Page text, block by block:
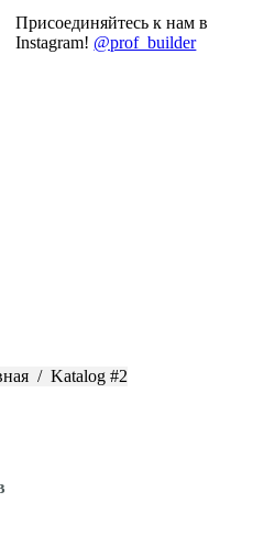
Присоединяйтесь к нам в
Instagram! @prof_builder
Katalog #2